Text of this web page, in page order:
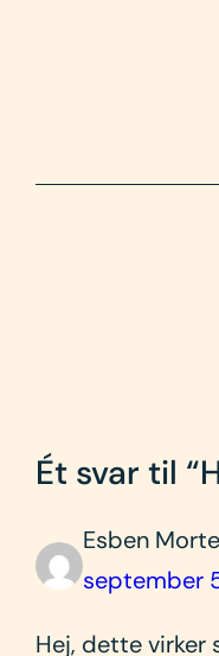
Ét svar til
Esben
september
Hej, dette virker